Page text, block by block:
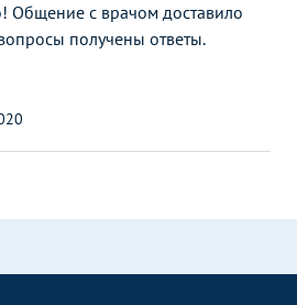
Общение с врачом доставило
получены ответы.